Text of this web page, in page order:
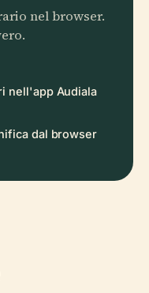
nel browser.
nell'app Audiala
dal browser